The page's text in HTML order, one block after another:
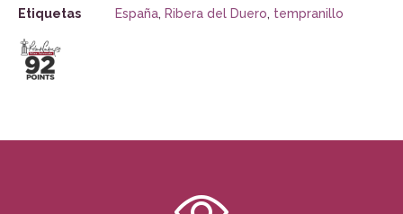
Etiquetas
España, Ribera del Duero, tempranillo